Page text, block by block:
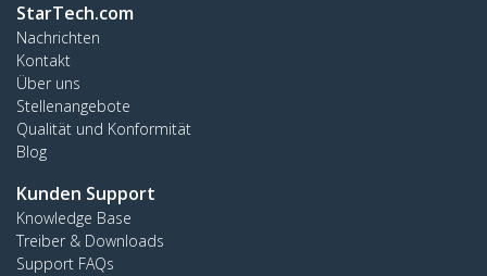
StarTech.com
Nachrichten
Kontakt
Über uns
Stellenangebote
Qualität und Konformität
Blog
Kunden Support
Knowledge Base
Treiber & Downloads
Support FAQs